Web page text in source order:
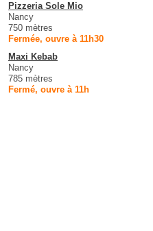
Pizzeria Sole Mio
Nancy
750 mètres
Fermée, ouvre à 11h30
Maxi Kebab
Nancy
785 mètres
Fermé, ouvre à 11h